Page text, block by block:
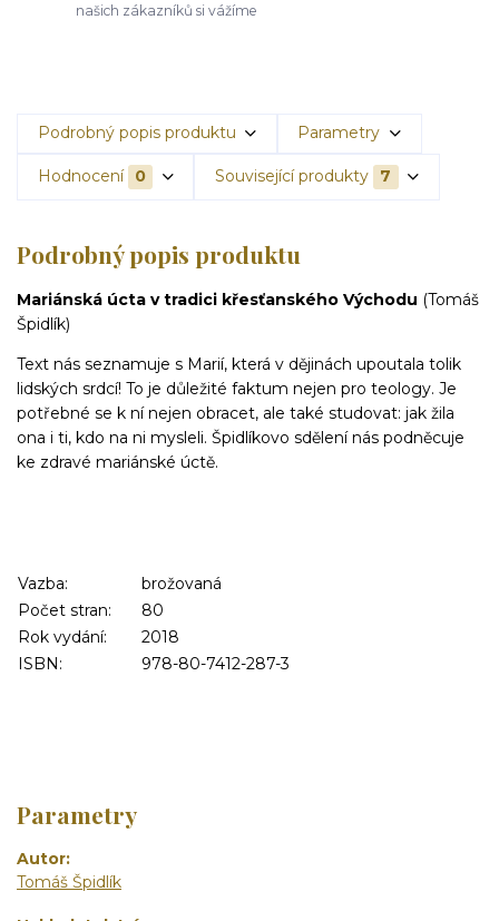
našich zákazníků si vážíme
Podrobný popis produktu Parametry
Hodnocení 0 Související produkty 7
Podrobný popis produktu
Mariánská úcta v tradici křesťanského Východu (Tomáš
Špidlík)
Text nás seznamuje s Marií, která v dějinách upoutala tolik
lidských srdcí! To je důležité faktum nejen pro teology. Je
potřebné se k ní nejen obracet, ale také studovat: jak žila
ona i ti, kdo na ni mysleli. Špidlíkovo sdělení nás podněcuje
ke zdravé mariánské úctě.
Vazba:
brožovaná
Počet stran:
80
Rok vydání:
2018
ISBN:
978-80-7412-287-3
Parametry
Autor
Tomáš Špidlík